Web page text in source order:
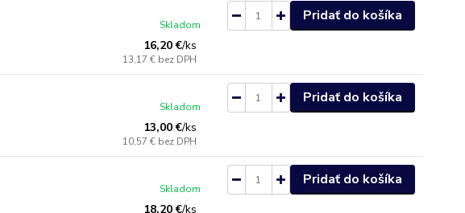
16,20 €/ks
13,17 € bez DPH
Skladom
Pridať do košíka
13,00 €/ks
10,57 € bez DPH
Skladom
Pridať do košíka
18,20 €/ks
Skladom
Pridať do košíka